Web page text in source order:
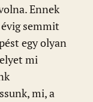
Ennek
semmit
egy olyan
mi
mi, a